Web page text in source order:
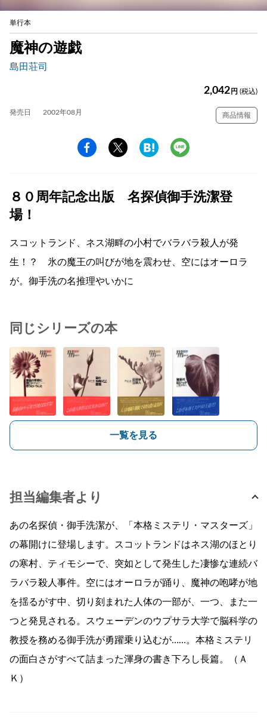
単行本
魔神の遊戯
島田荘司
2,042 円 (税込)
発売日 2002年08月 商品情報
８０周年記念出版 名探偵御手洗潔登
場！
スコットランド、ネス湖畔の小村でバラバラ殺人が発
生！？ 氷の魔王の叫びが地を震わせ、空にはオーロラ
が。御手洗の名推理やいかに
同じシリーズの本
一覧を見る
担当編集者より
あの名探偵・御手洗潔が、「本格ミステリ・マスターズ」
の幕開けに登場します。スコットランドはネス湖のほとり
の寒村、ティモシーで、突如として発生した凄惨な連続バ
ラバラ殺人事件。空にはオーロラが踊り、魔神の咆哮が地
を揺るがす中、切り刻まれた人体の一部が、一つ、また一
つと発見される。スウェーデンのウプサラ大学で脳科学の
教授を務める御手洗が勇躍乗り込むが……。本格ミステリ
の面白さがすべて詰まった渾身の書き下ろし長篇。（Ａ
Ｋ）